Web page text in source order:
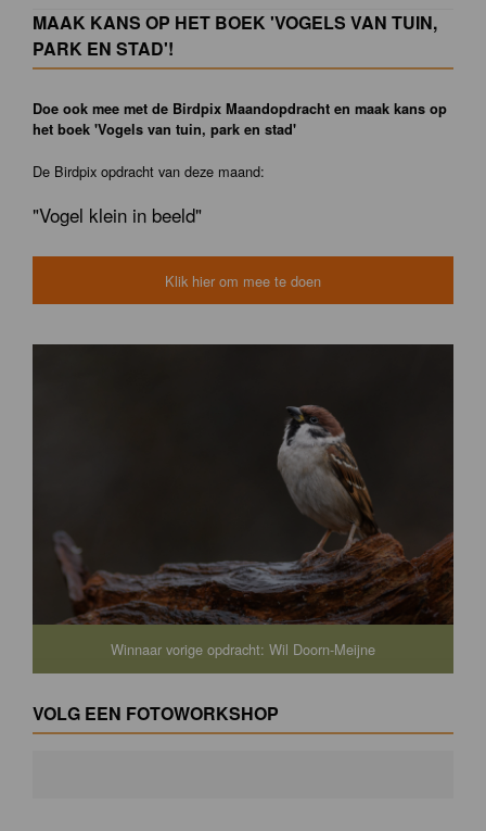
MAAK KANS OP HET BOEK 'VOGELS VAN TUIN,
PARK EN STAD'!
Doe ook mee met de Birdpix Maandopdracht en maak kans op
het boek 'Vogels van tuin, park en stad'
De Birdpix opdracht van deze maand:
"Vogel klein in beeld"
Klik hier om mee te doen
Winnaar vorige opdracht: Wil Doorn-Meijne
VOLG EEN FOTOWORKSHOP